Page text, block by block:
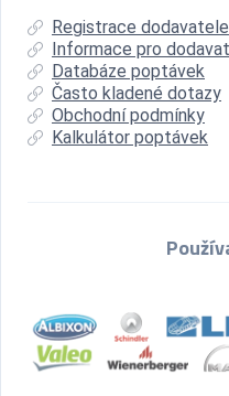
Registrace dodavatele
Informace pro
Databáze poptávek
Často kladené dotazy
Obchodní podmínky
Kalkulátor poptávek